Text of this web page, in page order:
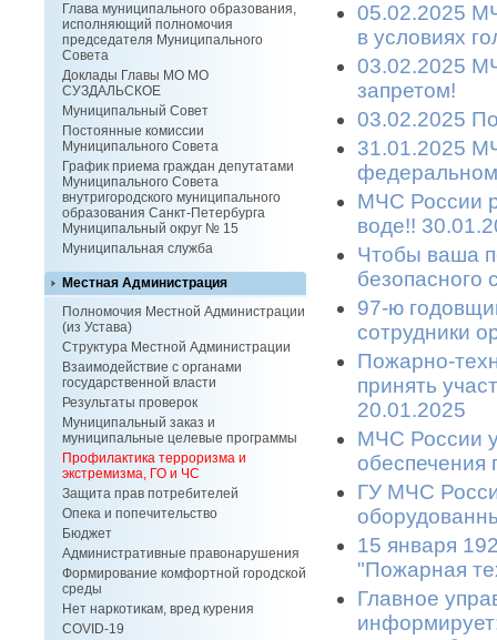
Глава муниципального образования,
исполняющий полномочия
председателя Муниципального
Совета
Доклады Главы МО МО
СУЗДАЛЬСКОЕ
Муниципальный Совет
Постоянные комиссии
Муниципального Совета
График приема граждан депутатами
Муниципального Совета
внутригородского муниципального
образования Санкт-Петербурга
Муниципальный округ № 15
Муниципальная служба
Местная Администрация
Полномочия Местной Администрации
(из Устава)
Структура Местной Администрации
Взаимодействие с органами
государственной власти
Результаты проверок
Муниципальный заказ и
муниципальные целевые программы
Профилактика терроризма и
экстремизма, ГО и ЧС
Защита прав потребителей
Опека и попечительство
Бюджет
Административные правонарушения
Формирование комфортной городской
среды
Нет наркотикам, вред курения
COVID-19
05.02.2025
в условиях
03.02.2025
запретом!
03.02.2025
31.01.2025
МЧС России
воде!!
Чтобы ваша
безопасного
97-ю
сотрудники
Пожарно-
принять
20.01.2025
МЧС России
обеспечения
ГУ МЧС
15 января
"Пожарная
Главное